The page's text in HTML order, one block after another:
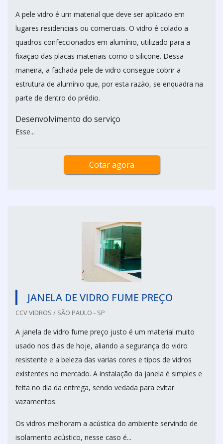
A pele vidro é um material que deve ser aplicado em
lugares residenciais ou comerciais. O vidro é colado a
quadros confeccionados em alumínio, utilizado para a
fixação das placas materiais como o silicone. Dessa
maneira, a fachada pele de vidro consegue cobrir a
estrutura de alumínio que, por esta razão, se enquadra na
parte de dentro do prédio.
Desenvolvimento do serviço
Esse...
Cotar agora
JANELA DE VIDRO FUME PREÇO
CCV VIDROS / SÃO PAULO - SP
A janela de vidro fume preço justo é um material muito
usado nos dias de hoje, aliando a segurança do vidro
resistente e a beleza das varias cores e tipos de vidros
existentes no mercado. A instalação da janela é simples e
feita no dia da entrega, sendo vedada para evitar
vazamentos.
Os vidros melhoram a acústica do ambiente servindo de
isolamento acústico, nesse caso é...